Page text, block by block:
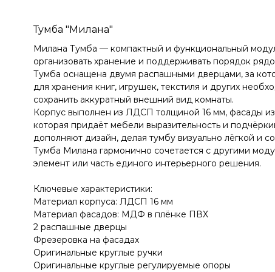
Тумба "Милана"
Милана Тумба — компактный и функциональный
организовать хранение и поддерживать порядок
Тумба оснащена двумя распашными дверцами, за
для хранения книг, игрушек, текстиля и других
сохранить аккуратный внешний вид комнаты.
Корпус выполнен из ЛДСП толщиной 16 мм, фасады
которая придаёт мебели выразительность и
дополняют дизайн, делая тумбу визуально лёгкой и
Тумба Милана гармонично сочетается с другими
элемент или часть единого интерьерного решения.
Ключевые характеристики:
Материал корпуса: ЛДСП 16 мм
Материал фасадов: МДФ в плёнке ПВХ
2 распашные дверцы
Фрезеровка на фасадах
Оригинальные круглые ручки
Оригинальные круглые регулируемые опоры